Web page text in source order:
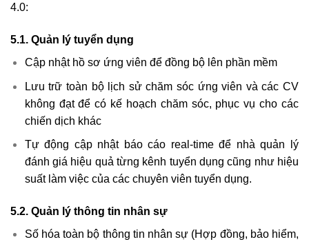
4.0:
5.1. Quản lý tuyển dụng
Cập nhật hồ sơ ứng viên để đồng bộ lên phần mềm
Lưu trữ toàn bộ lịch sử chăm sóc ứng viên và các CV
không đạt để có kế hoạch chăm sóc, phục vụ cho các
chiến dịch khác
Tự động cập nhật báo cáo real-time để nhà quản lý
đánh giá hiệu quả từng kênh tuyển dụng cũng như hiệu
suất làm việc của các chuyên viên tuyển dụng.
5.2. Quản lý thông tin nhân sự
Số hóa toàn bộ thông tin nhân sự (Hợp đồng, bảo hiểm,